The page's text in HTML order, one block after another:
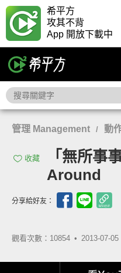
希平方
攻其不背
App 開放下載中
管理 Management / 動
收藏
「無所事
Around
分享給好友：
觀看次數：10854 • 2013-07-05